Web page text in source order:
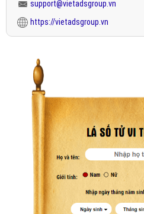
support@vietadsgroup.vn
https://vietadsgroup.vn